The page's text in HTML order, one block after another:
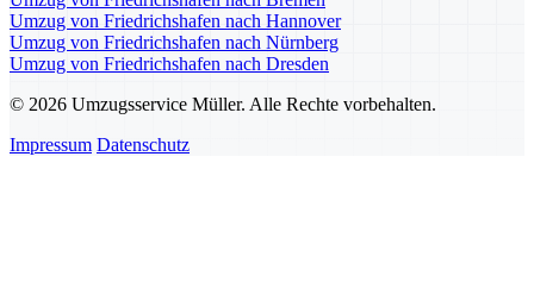
Umzug von Friedrichshafen nach Hannover
Umzug von Friedrichshafen nach Nürnberg
Umzug von Friedrichshafen nach Dresden
© 2026 Umzugsservice Müller. Alle Rechte vorbehalten.
Impressum Datenschutz